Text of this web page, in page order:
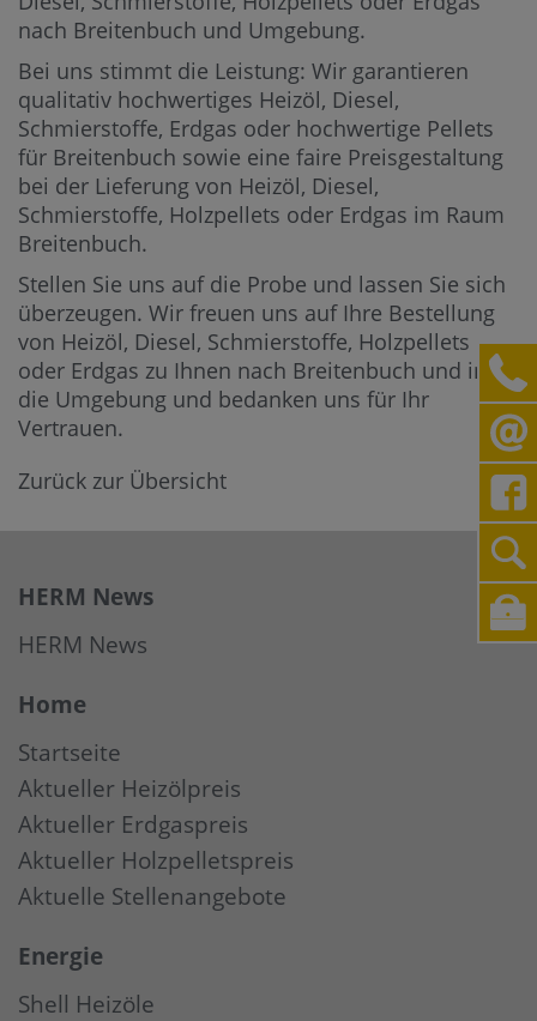
nach Breitenbuch und Umgebung.
Bei uns stimmt die Leistung: Wir garantieren
qualitativ hochwertiges Heizöl, Diesel,
Schmierstoffe, Erdgas oder hochwertige Pellets
für Breitenbuch sowie eine faire Preisgestaltung
bei der Lieferung von Heizöl, Diesel,
Schmierstoffe, Holzpellets oder Erdgas im Raum
Breitenbuch.
Stellen Sie uns auf die Probe und lassen Sie sich
überzeugen. Wir freuen uns auf Ihre Bestellung
von Heizöl, Diesel, Schmierstoffe, Holzpellets
oder Erdgas zu Ihnen nach Breitenbuch und in
die Umgebung und bedanken uns für Ihr
Vertrauen.
Zurück zur Übersicht
HERM News
HERM News
Home
Startseite
Aktueller Heizölpreis
Aktueller Erdgaspreis
Aktueller Holzpelletspreis
Aktuelle Stellenangebote
Energie
Shell Heizöle